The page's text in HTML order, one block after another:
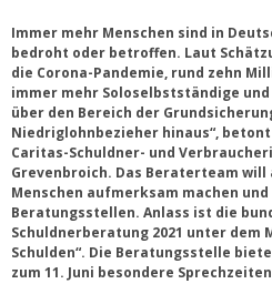
Immer mehr Menschen sind in
bedroht oder betroffen. Laut
die Corona-Pandemie, rund zehn
immer mehr Soloselbstständige
über den Bereich der
Niedriglohnbezieher hinaus“,
Caritas-Schuldner- und
Grevenbroich. Das Beraterteam
Menschen aufmerksam machen
Beratungsstellen. Anlass ist die
Schuldnerberatung 2021 unter dem
Schulden“. Die Beratungsstelle
zum 11. Juni besondere